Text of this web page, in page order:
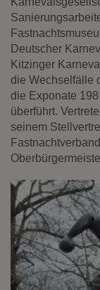
Deutscher
Kitzinger
die Wechselfälle
die Exponate
überführt.
seinem